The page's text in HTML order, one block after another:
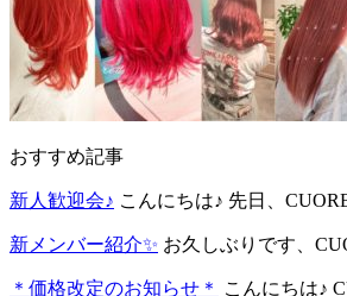
おすすめ記事
新人歓迎会♪ こんにちは♪ 先日、
新メンバー紹介✨ お久しぶりです、
＊価格改定のお知らせ＊ こんにちは♪